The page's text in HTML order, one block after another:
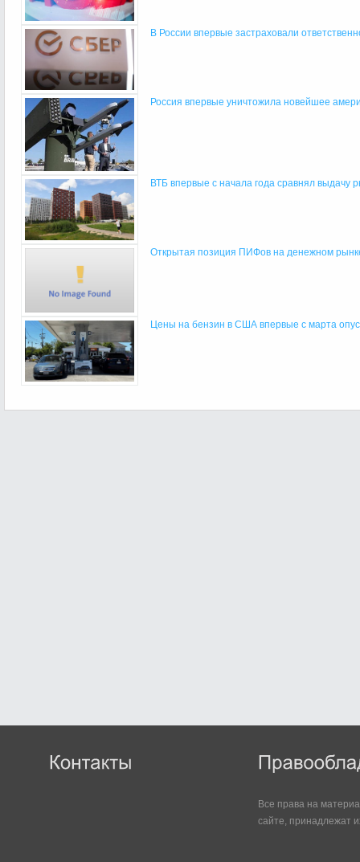
В России впервые застраховали
Россия впервые уничтожила новейшее
ВТБ впервые с начала года сравнял выдачу
Открытая позиция ПИФов на денежном
Цены на бензин в США впервые с марта
Все права на
сайте, принадлежат